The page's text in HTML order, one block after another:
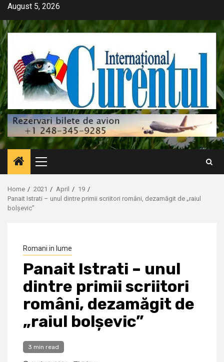
Skip
content
August 5, 2026
Primary
Menu
Home 2021 April
19
Panait Istrati – unul dintre primii scriitori români, dezamăgit de „raiul
bolșevic”
Romani in lume
Panait Istrati – unul
dintre primii scriitori
români, dezamăgit de
„raiul bolșevic”
3 min read